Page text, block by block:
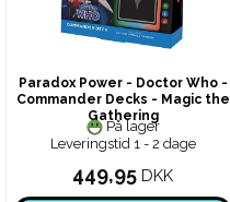
Paradox Power - Doctor Who -
Commander Decks - Magic the
Gathering
På lager
Leveringstid 1 - 2 dage
449,95 DKK